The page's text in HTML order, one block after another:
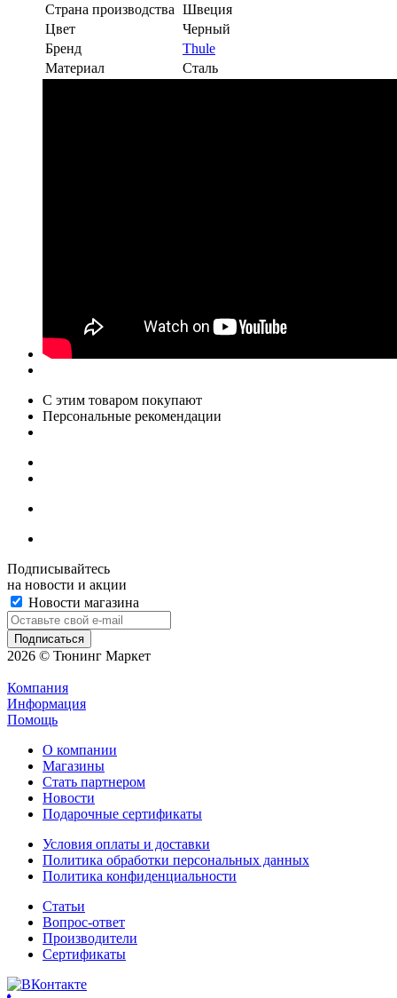
Страна производства Швеция
Цвет
Черный
Бренд
Thule
Материал
Сталь
С этим товаром покупают
Персональные рекомендации
Подписывайтесь
на новости и акции
Новости магазина
2026 © Тюнинг Маркет
Компания
Информация
Помощь
О компании
Магазины
Стать партнером
Новости
Подарочные сертификаты
Условия оплаты и доставки
Политика обработки персональных данных
Политика конфиденциальности
Статьи
Вопрос-ответ
Производители
Сертификаты